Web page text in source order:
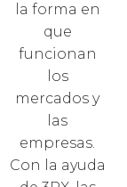
la forma en
que
funcionan
los
mercados y
las
empresas.
Con la ayuda